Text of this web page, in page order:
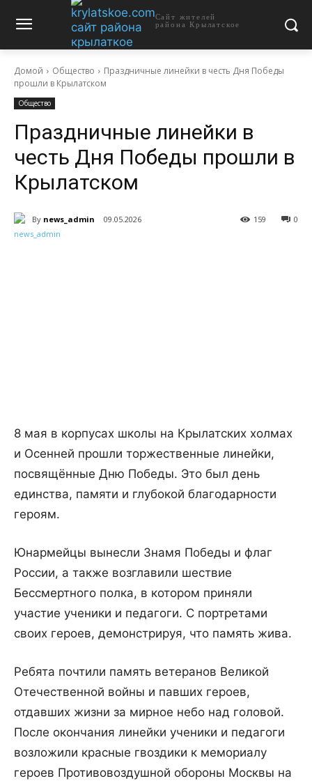
Сайт жителей
района Крылатское
Домой Общество
Праздничные линейки в честь Дня Победы
прошли в Крылатском
Общество
Праздничные линейки в
честь Дня Победы прошли в
Крылатском
By news_admin 09.05.2026 0
159
8 мая в корпусах школы на Крылатских холмах
и Осенней прошли торжественные линейки,
посвящённые Дню Победы. Это был день
единства, памяти и глубокой благодарности
героям.
Юнармейцы вынесли Знамя Победы и флаг
России, а также возглавили шествие
Бессмертного полка, в котором приняли
участие ученики и педагоги. С портретами
своих героев, демонстрируя, что память жива.
Ребята почтили память ветеранов Великой
Отечественной войны и павших героев,
отдавших жизни за мирное небо над головой.
После окончания линейки ученики и педагоги
возложили красные гвоздики к мемориалу
героев Противовоздушной обороны Москвы на